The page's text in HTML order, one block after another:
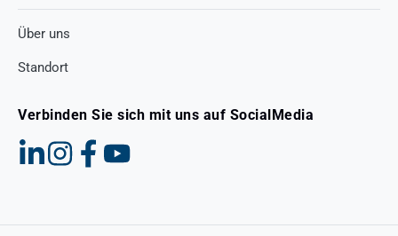
Über uns
Standort
Verbinden Sie sich mit uns auf SocialMedia